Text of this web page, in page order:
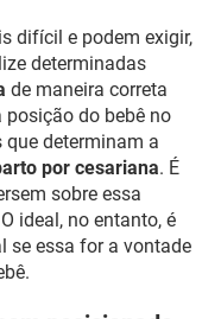
difícil e podem exigir,
determinadas
de maneira correta
posição do bebê no
determinam a
por cesariana. É
sobre essa
ideal, no entanto, é
se essa for a vontade